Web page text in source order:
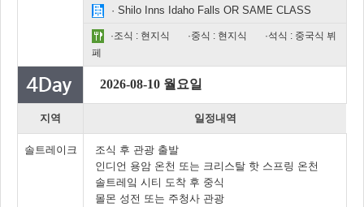
· Shilo Inns Idaho Falls OR SAME CLASS
·조식 : 현지식 ·중식 : 현지식
·석식 : 중국식 뷔
페
2026-08-10 월요일
지역 일정내역
솔트레이크
조식 후 관광 출발
인디언 용암 온천 또는 크리스탈 핫 스프링 온천
솔트레잌 시티 도착 후 중식
몰몬 성전 또는 주청사 관광